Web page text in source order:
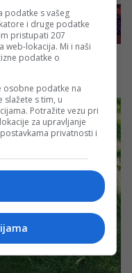
podatke s vašeg
i druge podatke
pristupati 207
web-lokacija. Mi i naši
podatke o
osobne podatke na
slažete s tim, u
Potražite vezu pri
za upravljanje
privatnosti i